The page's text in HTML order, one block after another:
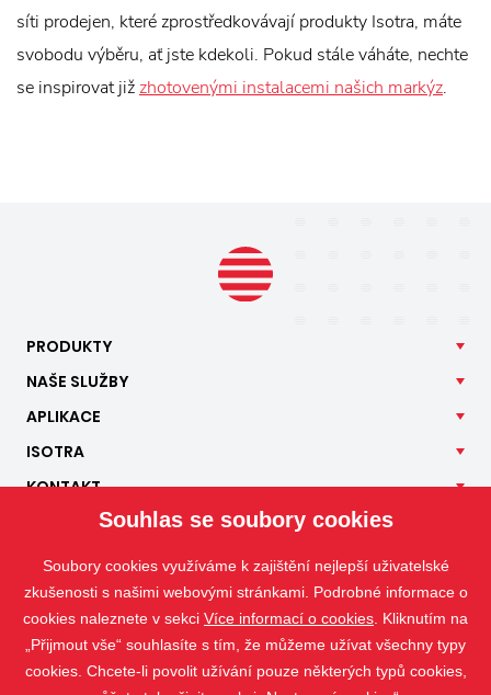
síti prodejen, které zprostředkovávají produkty Isotra, máte
svobodu výběru, ať jste kdekoli. Pokud stále váháte, nechte
se inspirovat již zhotovenými instalacemi našich markýz.
PRODUKTY
NAŠE SLUŽBY
APLIKACE
ISOTRA
KONTAKT
Souhlas se soubory cookies
Soubory cookies využíváme k zajištění nejlepší uživatelské
zkušenosti s našimi webovými stránkami. Podrobné informace o
cookies naleznete v sekci Více informací o cookies . Kliknutím na
„Přijmout vše“ souhlasíte s tím, že můžeme užívat všechny typy
cookies. Chcete-li povolit užívání pouze některých typů cookies,